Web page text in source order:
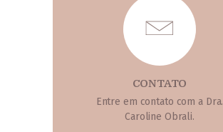
CONTATO
Entre em contato com a Dra.
Caroline Obrali.